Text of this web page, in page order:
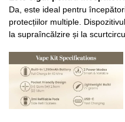
Da, este ideal pentru
protecțiilor multiple.
la supraîncălzire și la